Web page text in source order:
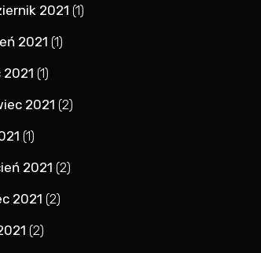
2021 (1)
2021 (1)
2021 (1)
2021 (2)
(1)
2021 (2)
2021 (2)
(2)